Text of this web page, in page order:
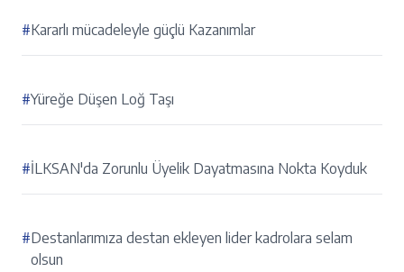
#Kararlı mücadeleyle güçlü Kazanımlar
#Yüreğe Düşen Loğ Taşı
#İLKSAN'da Zorunlu Üyelik Dayatmasına Nokta Koyduk
#Destanlarımıza destan ekleyen lider kadrolara selam
olsun